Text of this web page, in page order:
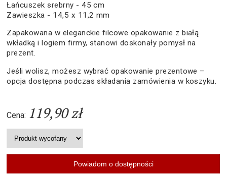
Łańcuszek srebrny - 45 cm
Zawieszka - 14,5 x 11,2 mm
Zapakowana w eleganckie filcowe opakowanie z białą
wkładką i logiem firmy, stanowi doskonały pomysł na
prezent.
Jeśli wolisz, możesz wybrać opakowanie prezentowe –
opcja dostępna podczas składania zamówienia w koszyku.
Cena: 119,90 zł